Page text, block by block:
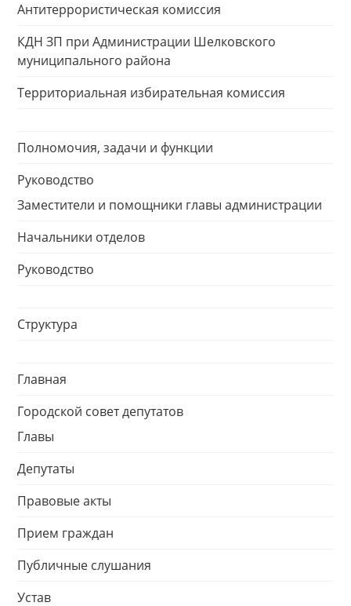
Антитеррористическая комиссия
КДН ЗП при Администрации Шелковского
муниципального района
Территориальная избирательная комиссия
Полномочия, задачи и функции
Руководство
Заместители и помощники главы администрации
Начальники отделов
Руководство
Структура
Главная
Городской совет депутатов
Главы
Депутаты
Правовые акты
Прием граждан
Публичные слушания
Устав